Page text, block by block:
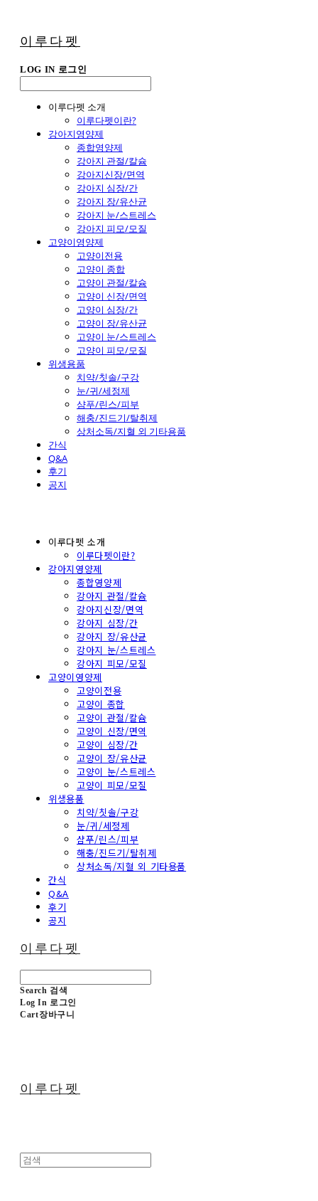
이루다펫
LOG IN 로그인
이루다펫 소개
이루다펫이란?
강아지영양제
종합영양제
강아지 관절/칼슘
강아지신장/면역
강아지 심장/간
강아지 장/유산균
강아지 눈/스트레스
강아지 피모/모질
고양이영양제
고양이전용
고양이 종합
고양이 관절/칼슘
고양이 신장/면역
고양이 심장/간
고양이 장/유산균
고양이 눈/스트레스
고양이 피모/모질
위생용품
치약/칫솔/구강
눈/귀/세정제
샴푸/린스/피부
해충/진드기/탈취제
상처소독/지혈 외 기타용품
간식
Q&A
후기
공지
이루다펫 소개
이루다펫이란?
강아지영양제
종합영양제
강아지 관절/칼슘
강아지신장/면역
강아지 심장/간
강아지 장/유산균
강아지 눈/스트레스
강아지 피모/모질
고양이영양제
고양이전용
고양이 종합
고양이 관절/칼슘
고양이 신장/면역
고양이 심장/간
고양이 장/유산균
고양이 눈/스트레스
고양이 피모/모질
위생용품
치약/칫솔/구강
눈/귀/세정제
샴푸/린스/피부
해충/진드기/탈취제
상처소독/지혈 외 기타용품
간식
Q&A
후기
공지
이루다펫
Search 검색
Log In 로그인
Cart장바구니
이루다펫